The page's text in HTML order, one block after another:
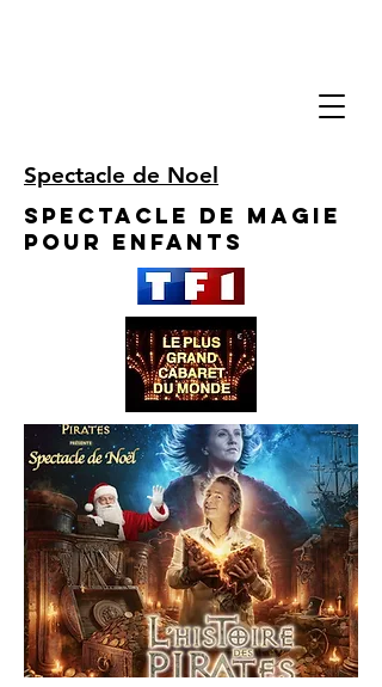
Spectacle de Noel
Spectacle de Magie
pour enfants